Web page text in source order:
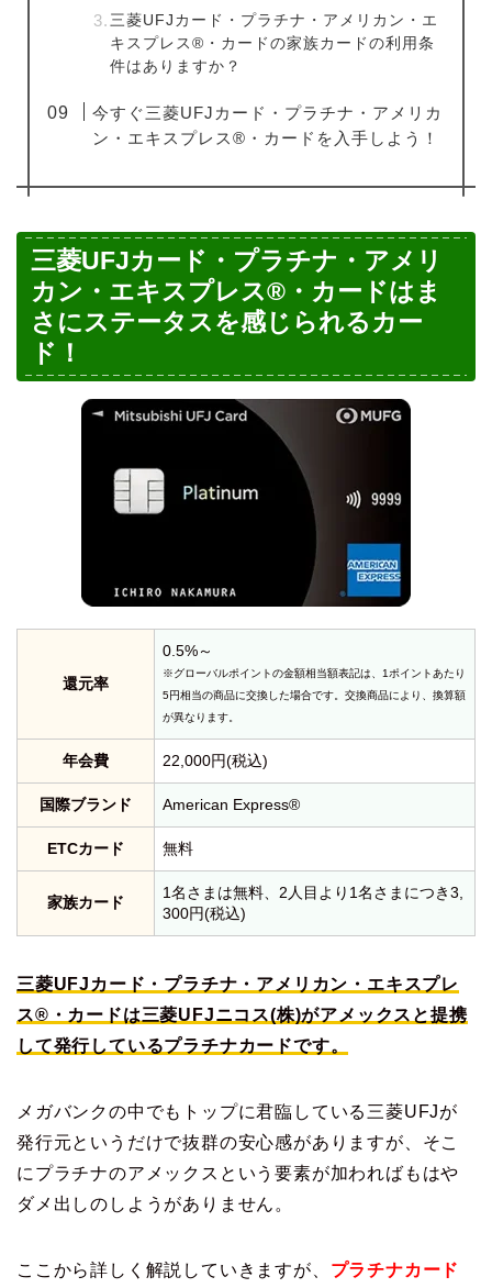
三菱UFJカード・プラチナ・アメリカン・エ
キスプレス®・カードの家族カードの利用条
件はありますか？
今すぐ三菱UFJカード・プラチナ・アメリカ
ン・エキスプレス®・カードを入手しよう！
三菱UFJカード・プラチナ・アメリ
カン・エキスプレス®・カードはま
さにステータスを感じられるカー
ド！
還元率
0.5%～
※グローバルポイントの金額相当額表記は、1ポイントあたり
5円相当の商品に交換した場合です。交換商品により、換算額
が異なります。
年会費 22,000円(税込)
国際ブランド American Express®
ETCカード 無料
家族カード
1名さまは無料、2人目より1名さまにつき3,
300円(税込)
三菱UFJカード・プラチナ・アメリカン・エキスプレ
ス®・カードは三菱UFJニコス(株)がアメックスと提携
して発行しているプラチナカードです。
メガバンクの中でもトップに君臨している三菱UFJが
発行元というだけで抜群の安心感がありますが、そこ
にプラチナのアメックスという要素が加わればもはや
ダメ出しのしようがありません。
ここから詳しく解説していきますが、 プラチナカード